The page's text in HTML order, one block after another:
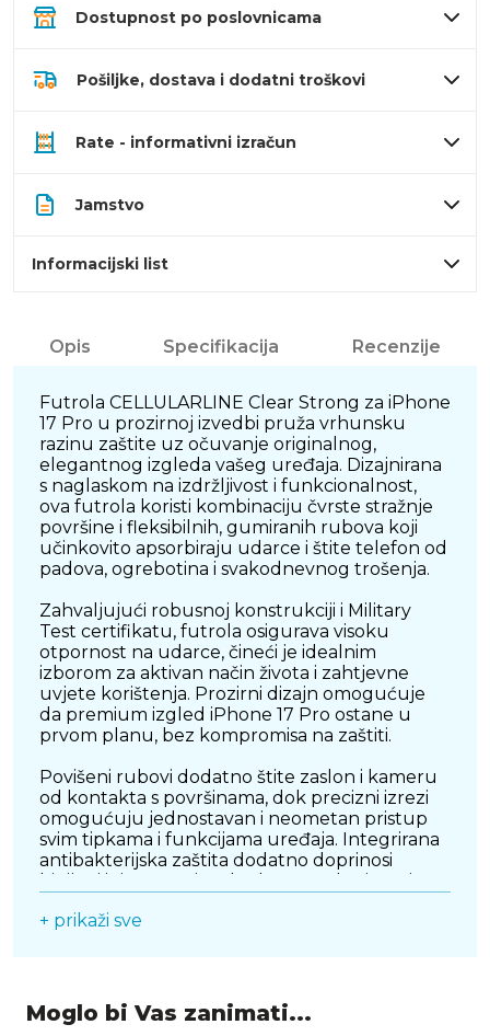
Dostupnost po poslovnicama
Pošiljke, dostava i dodatni troškovi
Rate - informativni izračun
Jamstvo
Informacijski list
Opis Specifikacija Recenzije
Futrola CELLULARLINE Clear Strong za iPhone
17 Pro u prozirnoj izvedbi pruža vrhunsku
razinu zaštite uz očuvanje originalnog,
elegantnog izgleda vašeg uređaja. Dizajnirana
s naglaskom na izdržljivost i funkcionalnost,
ova futrola koristi kombinaciju čvrste stražnje
površine i fleksibilnih, gumiranih rubova koji
učinkovito apsorbiraju udarce i štite telefon od
padova, ogrebotina i svakodnevnog trošenja.
Zahvaljujući robusnoj konstrukciji i Military
Test certifikatu, futrola osigurava visoku
otpornost na udarce, čineći je idealnim
izborom za aktivan način života i zahtjevne
uvjete korištenja. Prozirni dizajn omogućuje
da premium izgled iPhone 17 Pro ostane u
prvom planu, bez kompromisa na zaštiti.
Povišeni rubovi dodatno štite zaslon i kameru
od kontakta s površinama, dok precizni izrezi
omogućuju jednostavan i neometan pristup
svim tipkama i funkcijama uređaja. Integrirana
antibakterijska zaštita dodatno doprinosi
Unatoč visokoj razini zaštite, futrola zadržava
dugotrajnu kvalitetu i moderan, minimalistički
dizajn u jednom proizvodu.
+ prikaži sve
Moglo bi Vas zanimati...